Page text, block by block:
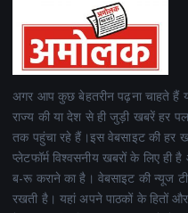
अगर आप कुछ बेहतरीन पढ़ना चाहते हैं
राज्य की या देश से ही जुड़ी खबरें हर
तक पहुंचा रहे हैं।इस वेबसाइट की हर
प्लेटफॉर्म विश्वसनीय खबरों के लिए ही
ब-रू कराने का है। वेबसाइट की न्यूज
रखती है। यहां अपने पाठकों के हितों